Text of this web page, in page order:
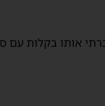
אותו בקלות עם